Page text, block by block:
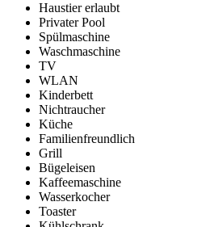
Haustier erlaubt
Privater Pool
Spülmaschine
Waschmaschine
TV
WLAN
Kinderbett
Nichtraucher
Küche
Familienfreundlich
Grill
Bügeleisen
Kaffeemaschine
Wasserkocher
Toaster